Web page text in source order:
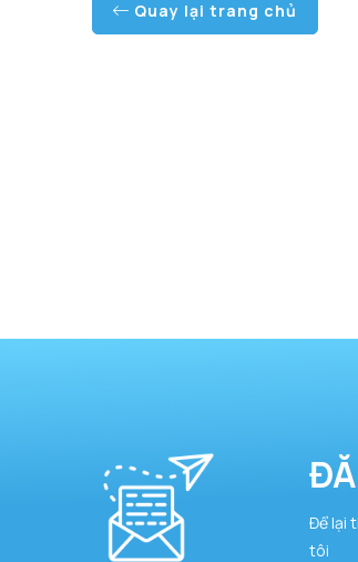
Quay lại trang chủ
Để lại
tôi